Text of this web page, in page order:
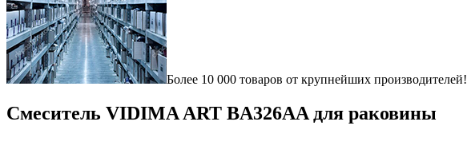
Более 10 000 товаров от крупнейших производителей!
Смеситель VIDIMA ART BA326AA для раковины